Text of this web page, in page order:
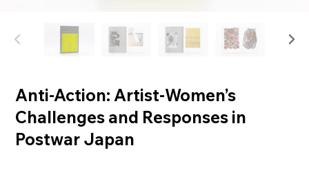
Anti-Action: Artist-Women’s
Challenges and Responses in
Postwar Japan